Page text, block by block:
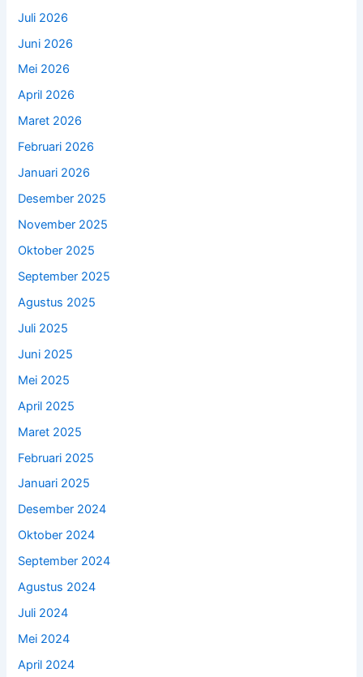
Juli 2026
Juni 2026
Mei 2026
April 2026
Maret 2026
Februari 2026
Januari 2026
Desember 2025
November 2025
Oktober 2025
September 2025
Agustus 2025
Juli 2025
Juni 2025
Mei 2025
April 2025
Maret 2025
Februari 2025
Januari 2025
Desember 2024
Oktober 2024
September 2024
Agustus 2024
Juli 2024
Mei 2024
April 2024